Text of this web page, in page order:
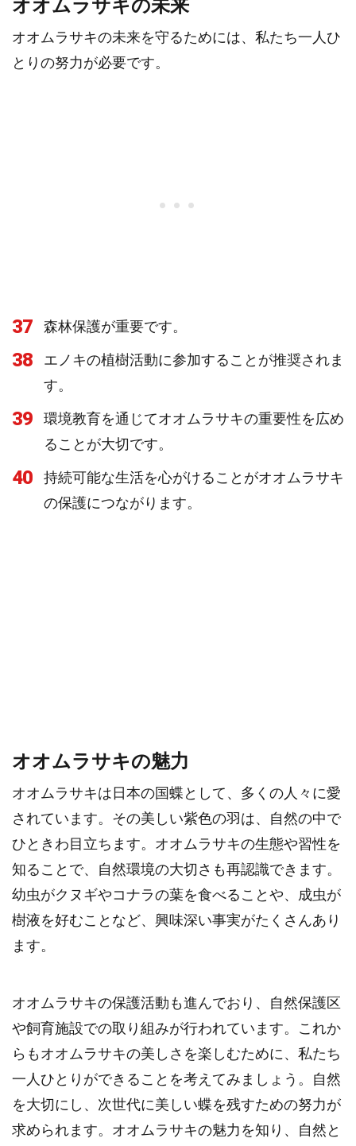
オオムラサキの未来
オオムラサキの未来を守るためには、私たち一人ひ
とりの努力が必要です。
37 森林保護が重要です。
38
エノキの植樹活動に参加することが推奨されま
す。
39
環境教育を通じてオオムラサキの重要性を広め
ることが大切です。
40
持続可能な生活を心がけることがオオムラサキ
の保護につながります。
オオムラサキの魅力
オオムラサキは日本の国蝶として、多くの人々に愛
されています。その美しい紫色の羽は、自然の中で
ひときわ目立ちます。オオムラサキの生態や習性を
知ることで、自然環境の大切さも再認識できます。
幼虫がクヌギやコナラの葉を食べることや、成虫が
樹液を好むことなど、興味深い事実がたくさんあり
ます。
オオムラサキの保護活動も進んでおり、自然保護区
や飼育施設での取り組みが行われています。これか
らもオオムラサキの美しさを楽しむために、私たち
一人ひとりができることを考えてみましょう。自然
を大切にし、次世代に美しい蝶を残すための努力が
求められます。オオムラサキの魅力を知り、自然と